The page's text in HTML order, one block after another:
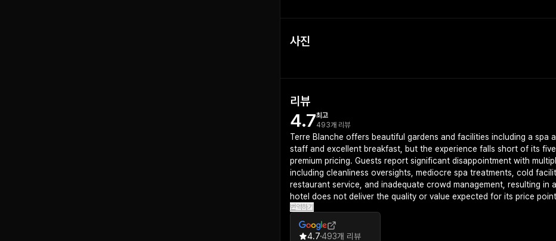
사진
리뷰
4.7최고
493개 리뷰
Terre Blanche offers beautiful gardens and facilities including a spa
staff and excellent breakfast, but the experience falls short of its
premium pricing. Guests report significant disappointment with
including cleanliness oversights, mediocre spa treatments, cold
restaurant service, and inadequate crowd management, resulting in
hotel does not deliver the quality or value expected for its price
번역하기
4.7493개 리뷰